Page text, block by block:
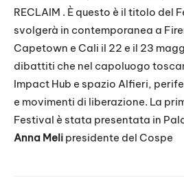
EMBED
RECLAIM . È questo è il titolo del
svolgerà in contemporanea a
Capetown e Cali il 22 e il 23
dibattiti che nel capoluogo
Impact Hub e spazio Alfieri,
e movimenti di liberazione. La
Festival è stata presentata in
Anna Meli presidente del Cospe